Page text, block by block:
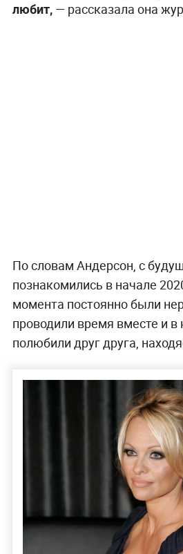
любит,— рассказала она
По словам Андерсон, с
познакомились в начале
момента постоянно были
проводили время вместе и в
полюбили друг друга,